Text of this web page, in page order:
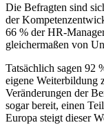
Die Befragten sind
der
66 % der HR-
gleichermaßen von
Tatsächlich sagen 92
eigene Weiterbildung
Veränderungen der
sogar bereit, einen
Europa steigt dieser